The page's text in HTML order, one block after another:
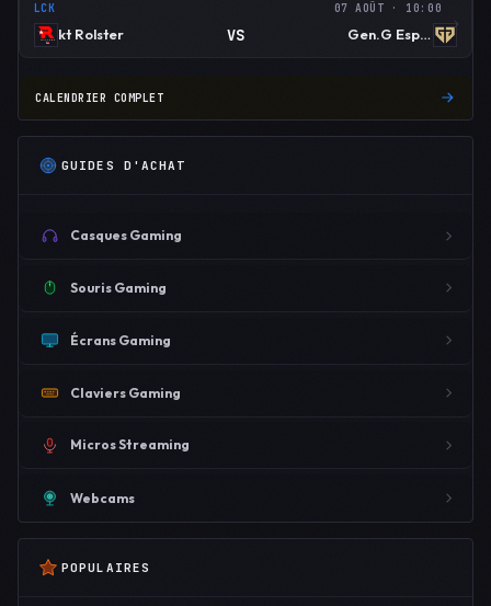
LCK 07 AOÛT · 10:00
kt Rolster VS Gen.G Esports
CALENDRIER COMPLET
GUIDES D'ACHAT
Casques Gaming
Souris Gaming
Écrans Gaming
Claviers Gaming
Micros Streaming
Webcams
POPULAIRES